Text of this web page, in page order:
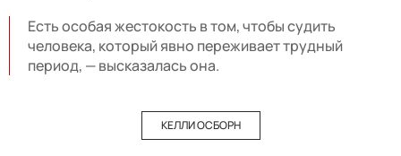
Есть особая жестокость в том, чтобы судить
человека, который явно переживает трудный
период, — высказалась она.
КЕЛЛИ ОСБОРН